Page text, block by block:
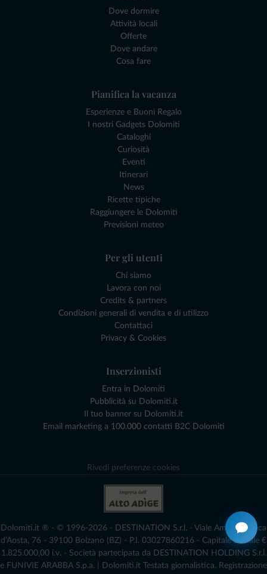
Dove dormire
Attività locali
Offerte
Dove andare
Cosa fare
Pianifica la vacanza
Esperienze e Buoni Regalo
I nostri Gadgets Dolomiti
Cataloghi
Curiosità
Eventi
Itinerari
News
Ricette tipiche
Raggiungere le Dolomiti
Previsioni meteo
Per gli utenti
Chi siamo
Lavora con noi
Credits & partners
Condizioni generali di vendita e di utilizzo
Contattaci
Privacy & Cookies
Inserzionisti
Entra in Dolomiti
Pubblicità su Dolomiti.it
Il tuo banner su Dolomiti.it
Email marketing a 100.000 contatti B2C Dolomiti
Rivedi preferenze cookies
Dolomiti.it ® - © 1996-2026 - DESTINATION S.r.l. - Viale Amedeo Duca
d'Aosta, 76 - 39100 Bolzano (BZ) - P.I. 03027860216 - Capitale Sociale €
1.825.000,00 i.v. - Società partecipata da DESTINATION HOLDING S.r.l.
e FUNIVIE ARABBA S.p.a. | Dolomiti.it Testata giornalistica. Registrazione